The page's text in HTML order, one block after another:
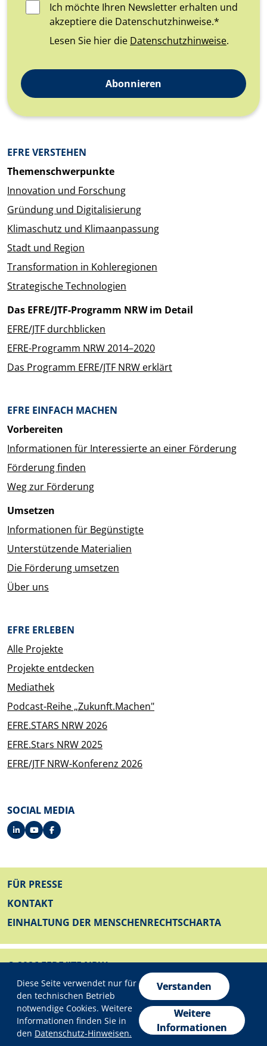
Datenschutzeinstellungen
Diese Seite verwendet nur für
den technischen Betrieb
notwendige Cookies. Weitere
Informationen finden Sie in
den Datenschutz-Hinweisen.
Verstanden
Weitere
Informationen
Ich möchte Ihren Newsletter erhalten und
akzeptiere die Datenschutzhinweise.*
Lesen Sie hier die Datenschutzhinweise.
Abonnieren
Überblick: Inhalte
EFRE VERSTEHEN
Themenschwerpunkte
Innovation und Forschung
Gründung und Digitalisierung
Klimaschutz und Klimaanpassung
Stadt und Region
Transformation in Kohleregionen
Strategische Technologien
Das EFRE/JTF-Programm NRW im Detail
EFRE/JTF durchblicken
EFRE-Programm NRW 2014–2020
Das Programm EFRE/JTF NRW erklärt
EFRE EINFACH MACHEN
Vorbereiten
Informationen für Interessierte an einer Förderung
Förderung finden
Weg zur Förderung
Umsetzen
Informationen für Begünstigte
Unterstützende Materialien
Die Förderung umsetzen
Über uns
EFRE ERLEBEN
Alle Projekte
Projekte entdecken
Mediathek
Podcast-Reihe „Zukunft.Machen"
EFRE.STARS NRW 2026
EFRE.Stars NRW 2025
EFRE/JTF NRW-Konferenz 2026
SOCIAL MEDIA
FUSSZEILE
FÜR PRESSE
KONTAKT
EINHALTUNG DER MENSCHENRECHTSCHARTA
© 2026 EFRE/JTF NRW
FUSSZEILE UNTEN
IMPRESSUM
DATENSCHUTZ
ERKLÄRUNG ZUR BARRIEREFREIHEIT